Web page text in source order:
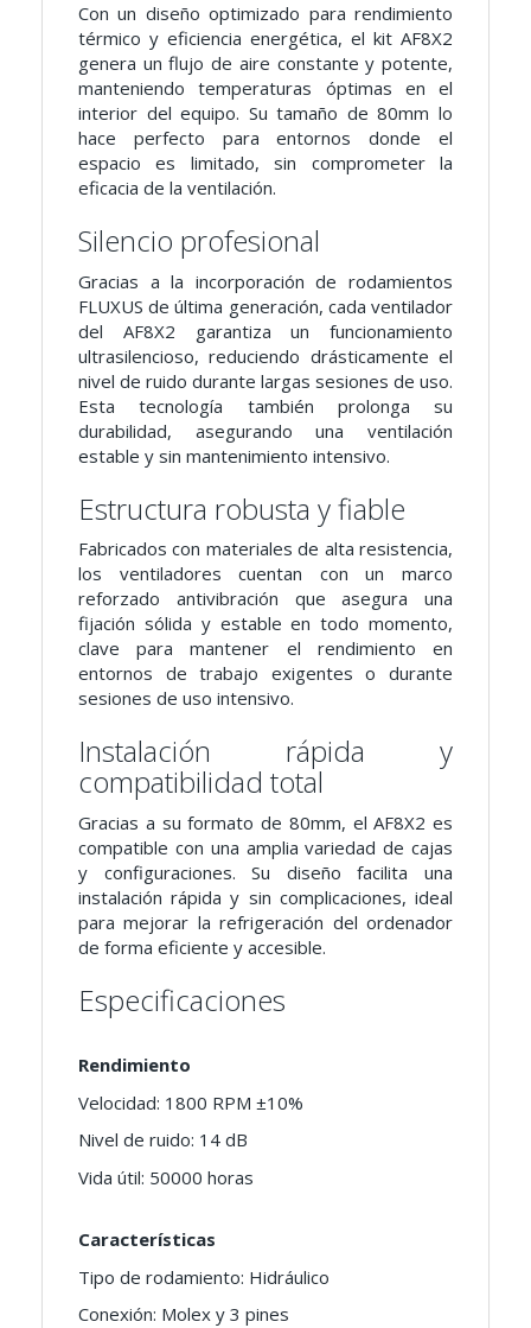
Con un diseño optimizado para rendimiento
térmico y eficiencia energética, el kit AF8X2
genera un flujo de aire constante y potente,
manteniendo temperaturas óptimas en el
interior del equipo. Su tamaño de 80mm lo
hace perfecto para entornos donde el
espacio es limitado, sin comprometer la
eficacia de la ventilación.
Silencio profesional
Gracias a la incorporación de rodamientos
FLUXUS de última generación, cada ventilador
del AF8X2 garantiza un funcionamiento
ultrasilencioso, reduciendo drásticamente el
nivel de ruido durante largas sesiones de uso.
Esta tecnología también prolonga su
durabilidad, asegurando una ventilación
estable y sin mantenimiento intensivo.
Estructura robusta y fiable
Fabricados con materiales de alta resistencia,
los ventiladores cuentan con un marco
reforzado antivibración que asegura una
fijación sólida y estable en todo momento,
clave para mantener el rendimiento en
entornos de trabajo exigentes o durante
sesiones de uso intensivo.
Instalación rápida y
compatibilidad total
Gracias a su formato de 80mm, el AF8X2 es
compatible con una amplia variedad de cajas
y configuraciones. Su diseño facilita una
instalación rápida y sin complicaciones, ideal
para mejorar la refrigeración del ordenador
de forma eficiente y accesible.
Especificaciones
Rendimiento
Velocidad: 1800 RPM ±10%
Nivel de ruido: 14 dB
Vida útil: 50000 horas
Características
Tipo de rodamiento: Hidráulico
Conexión: Molex y 3 pines